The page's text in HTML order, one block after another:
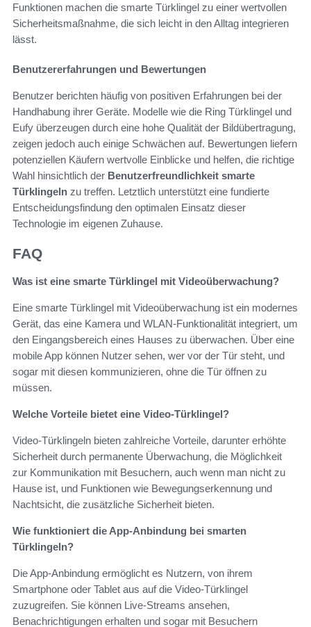
Funktionen machen die smarte Türklingel zu einer wertvollen
Sicherheitsmaßnahme, die sich leicht in den Alltag integrieren
lässt.
Benutzererfahrungen und Bewertungen
Benutzer berichten häufig von positiven Erfahrungen bei der
Handhabung ihrer Geräte. Modelle wie die Ring Türklingel und
Eufy überzeugen durch eine hohe Qualität der Bildübertragung,
zeigen jedoch auch einige Schwächen auf. Bewertungen liefern
potenziellen Käufern wertvolle Einblicke und helfen, die richtige
Wahl hinsichtlich der Benutzerfreundlichkeit smarte
Türklingeln zu treffen. Letztlich unterstützt eine fundierte
Entscheidungsfindung den optimalen Einsatz dieser
Technologie im eigenen Zuhause.
FAQ
Was ist eine smarte Türklingel mit Videoüberwachung?
Eine smarte Türklingel mit Videoüberwachung ist ein modernes
Gerät, das eine Kamera und WLAN-Funktionalität integriert, um
den Eingangsbereich eines Hauses zu überwachen. Über eine
mobile App können Nutzer sehen, wer vor der Tür steht, und
sogar mit diesen kommunizieren, ohne die Tür öffnen zu
müssen.
Welche Vorteile bietet eine Video-Türklingel?
Video-Türklingeln bieten zahlreiche Vorteile, darunter erhöhte
Sicherheit durch permanente Überwachung, die Möglichkeit
zur Kommunikation mit Besuchern, auch wenn man nicht zu
Hause ist, und Funktionen wie Bewegungserkennung und
Nachtsicht, die zusätzliche Sicherheit bieten.
Wie funktioniert die App-Anbindung bei smarten
Türklingeln?
Die App-Anbindung ermöglicht es Nutzern, von ihrem
Smartphone oder Tablet aus auf die Video-Türklingel
zuzugreifen. Sie können Live-Streams ansehen,
Benachrichtigungen erhalten und sogar mit Besuchern